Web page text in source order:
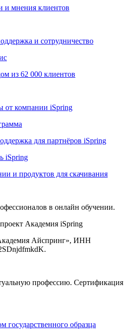
и мнения клиентов
и сотрудничество
из 62 000 клиентов
от компании iSpring
для партнёров iSpring
iSpring
и продуктов для скачивания
в онлайн обучении.
Академия iSpring
Айспринг», ИНН
профессию. Сертификация
государственного образца